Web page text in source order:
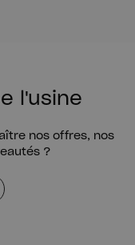
l'usine
nos offres, nos
?